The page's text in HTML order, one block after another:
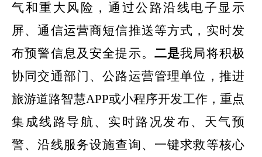
气和重大风险，通过公路沿线电子显示
屏、通信运营商短信推送等方式，实时发
布预警信息及安全提示。 二是我局将积极
协同交通部门、公路运营管理单位，推进
旅游道路智慧APP或小程序开发工作，重点
集成线路导航、实时路况发布、天气预
警、沿线服务设施查询、一键求救等核心